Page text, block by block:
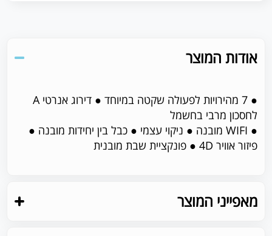
אודות המוצר
● 7 מהירויות לפעולה שקטה במיוחד ● דירוג אנרטי A
לחסכון מרבי בחשמל
● WIFI מובנה ● ניקוי עצמי ● כבל בין יחידות מובנה ●
פיזור אוויר 4D ● פונקציית שבת מובנית
מאפייני המוצר